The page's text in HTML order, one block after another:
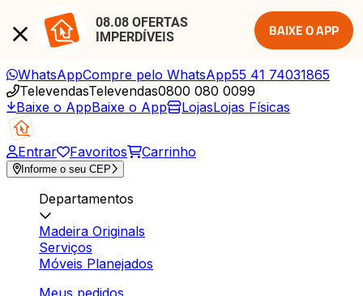
08.08 OFERTAS
IMPERDÍVEIS
BAIXE O APP
WhatsAppCompre pelo WhatsApp55 41 74031865
TelevendasTelevendas0800 080 0099
Baixe o AppBaixe o App LojasLojas Físicas
Entrar Favoritos Carrinho
Informe o seu CEP
Departamentos
Madeira Originals
Serviços
Móveis Planejados
Meus pedidos